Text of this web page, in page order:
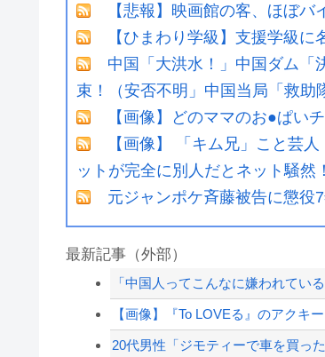
【悲報】映画館の客、ほぼ
【ひまわり学級】支援学級に
中国「大洪水！」中国ダム「
束！（安否不明」中国当局「救
【画像】どのママのお●ぱい
【画像】 「キム兄」こと芸
ットが完全に別人だとネット騒然
元ジャンポケ斉藤被告に懲
最新記事（外部）
「中国人ってこんなに嫌われてい
【画像】『To LOVEる』のアクキ
20代男性「ジモティーで車を買っ